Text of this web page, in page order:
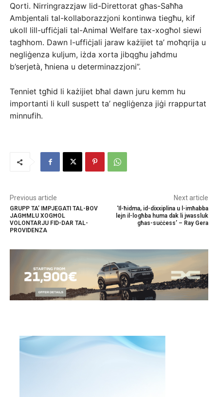
Qorti. Nirringrazzjaw lid-Direttorat għas-Saħħa
Ambjentali tal-kollaborazzjoni kontinwa tiegħu, kif
ukoll lill-uffiċjali tal-Animal Welfare tax-xogħol siewi
tagħhom. Dawn l-uffiċjali jaraw każijiet ta’ moħqrija u
negliġenza kuljum, iżda xorta jibqgħu jaħdmu
b’serjetà, ħniena u determinazzjoni”.
Tenniet tgħid li każijiet bħal dawn juru kemm hu
importanti li kull suspett ta’ negliġenza jiġi rrappurtat
minnufih.
Previous article
GRUPP TA’ IMPJEGATI TAL-BOV
JAGĦMLU XOGĦOL
VOLONTARJU FID-DAR TAL-
PROVIDENZA
Next article
‘Il-ħidma, id-dixxiplina u l-imħabba
lejn il-logħba huma dak li jwassluk
għas-suċċess’ – Ray Gera